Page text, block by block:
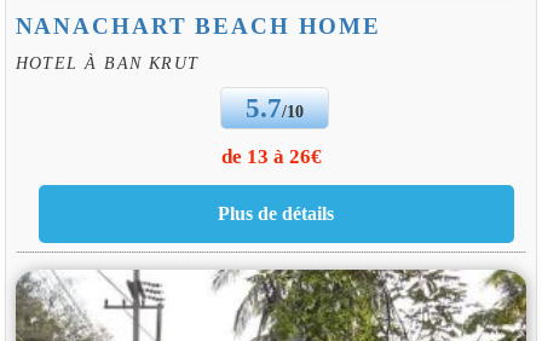
NANACHART BEACH HOME
HOTEL À BAN KRUT
5.7/10
de 13 à 26€